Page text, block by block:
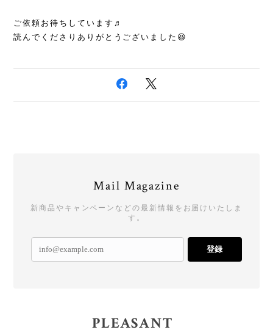
ご依頼お待ちしています♬
読んでくださりありがとうございました😆
Mail Magazine
新商品やキャンペーンなどの最新情報をお届けいたしま
す。
登録
PLEASANT